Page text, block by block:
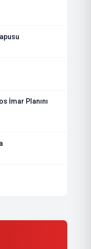
İmar Planını